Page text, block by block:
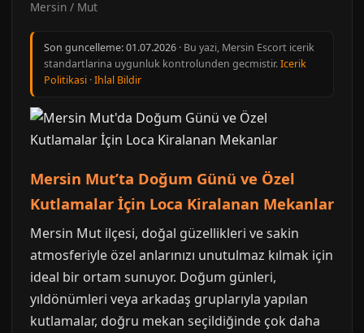
Mersin / Mut
Son guncelleme:01.07.2026 · Bu yazi, Mersin Escort icerik
standartlarina uygunluk kontrolunden gecmistir.Icerik
Politikasi ·Ihlal Bildir
Mersin Mut’ta Doğum Günü ve Özel
Kutlamalar İçin Loca Kiralanan Mekanlar
Mersin Mut ilçesi, doğal güzellikleri ve sakin
atmosferiyle özel anlarınızı unutulmaz kılmak için
ideal bir ortam sunuyor. Doğum günleri,
yıldönümleri veya arkadaş gruplarıyla yapılan
kutlamalar, doğru mekan seçildiğinde çok daha